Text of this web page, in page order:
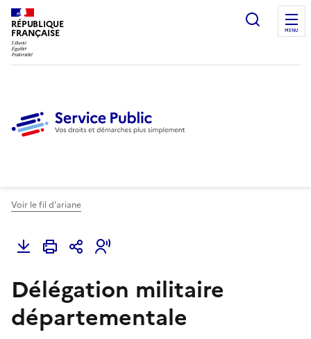
RÉPUBLIQUE
FRANÇAISE
Ouvrir
MENU
Voir le fil d'ariane
Délégation militaire
départementale